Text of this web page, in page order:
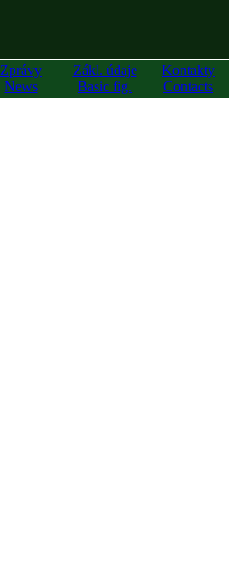
Zprávy
News
Zákl. údaje
Basic fig.
Kontakty
Contacts